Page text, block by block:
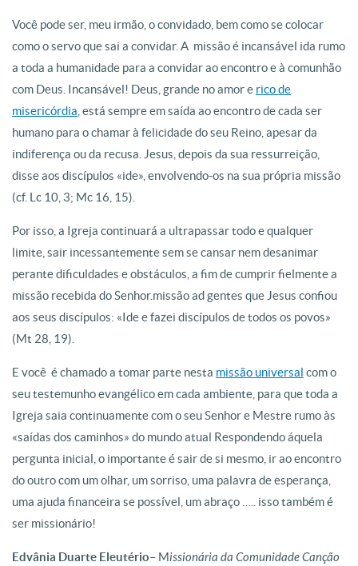
Você pode ser, meu irmão, o convidado, bem como se colocar
como o servo que sai a convidar. A missão é incansável ida rumo
a toda a humanidade para a convidar ao encontro e à comunhão
com Deus. Incansável! Deus, grande no amor e rico de
misericórdia, está sempre em saída ao encontro de cada ser
humano para o chamar à felicidade do seu Reino, apesar da
indiferença ou da recusa. Jesus, depois da sua ressurreição,
disse aos discípulos «ide», envolvendo-os na sua própria missão
(cf. Lc 10, 3; Mc 16, 15).
Por isso, a Igreja continuará a ultrapassar todo e qualquer
limite, sair incessantemente sem se cansar nem desanimar
perante dificuldades e obstáculos, a fim de cumprir fielmente a
missão recebida do Senhor.missão ad gentes que Jesus confiou
aos seus discípulos: «Ide e fazei discípulos de todos os povos»
(Mt 28, 19).
E você é chamado a tomar parte nesta missão universal com o
seu testemunho evangélico em cada ambiente, para que toda a
Igreja saia continuamente com o seu Senhor e Mestre rumo às
«saídas dos caminhos» do mundo atual Respondendo áquela
pergunta inicial, o importante é sair de si mesmo, ir ao encontro
do outro com um olhar, um sorriso, uma palavra de esperança,
uma ajuda financeira se possível, um abraço ….. isso também é
ser missionário!
Edvânia Duarte Eleutério– Missionária da Comunidade Canção